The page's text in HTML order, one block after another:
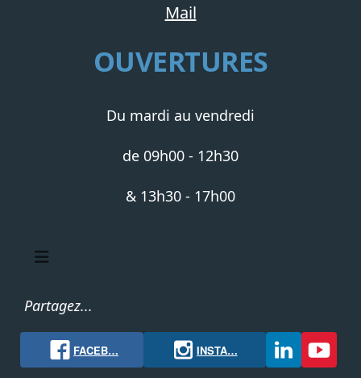
Mail
OUVERTURES
Du mardi au vendredi
de 09h00 - 12h30
& 13h30 - 17h00
Partagez...
FACEB… INSTA…